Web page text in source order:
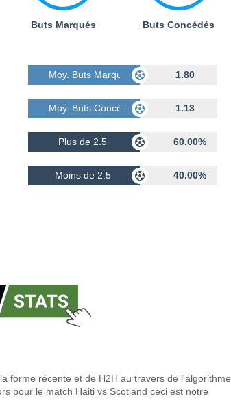
Buts Marqués Buts Concédés
Moy. Buts Marqués 1.80
Moy. Buts Concédés 1.13
Plus de 2.5 60.00%
Moins de 2.5 40.00%
forme récente et de H2H au travers de l'algorithme
pour le match Haiti vs Scotland ceci est notre